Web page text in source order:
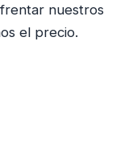
nuestros
el precio.